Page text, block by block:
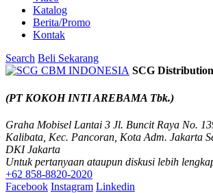
Katalog
Berita/Promo
Kontak
Search Beli Sekarang
SCG
(PT KOKOH INTI AREBAMA Tbk.)
Graha Mobisel Lantai 3 Jl. Buncit Raya No.
Kalibata, Kec. Pancoran, Kota Adm. Jakarta
DKI Jakarta
Untuk pertanyaan ataupun diskusi lebih
+62 858-8820-2020
Facebook Instagram Linkedin